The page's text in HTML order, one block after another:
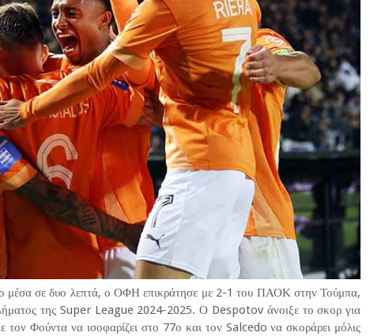
μέσα σε δυο λεπτά, ο ΟΦΗ επικράτησε με 2-1 του ΠΑΟΚ στην Τούμπα,
της Super League 2024-2025. Ο Despotov άνοιξε το σκορ για
τον Φούντα να ισοφαρίζει στο 77ο και τον Salcedo να σκοράρει μόλις